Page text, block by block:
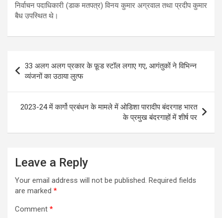
निर्वाचन पदाधिकारी (डाक मतपत्र) विनय कुमार अग्रवाल तथा प्रदीप कुमार
बैध उपस्थित थे।
navigation
33 अलग अलग प्रकार के फ़ूड स्टॉल लगाए गए, आगंतुकों ने विभिन्न
व्यंजनों का उठाया लुत्फ
2023-24 में कार्गो प्रबंधन के मामले में ओडिशा पारादीप बंदरगाह भारत
के प्रमुख बंदरगाहों में शीर्ष पर
Leave a Reply
Your email address will not be published. Required fields
are marked *
Comment *